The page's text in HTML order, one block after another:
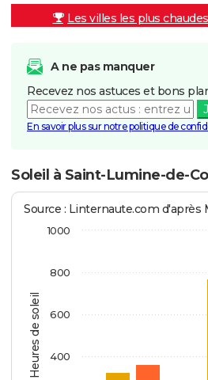
Les villes les plus chaudes
A ne pas manquer
Recevez nos astuces et bons
En savoir plus sur notre politique de
Soleil à Saint-Lumine-de-
Heures de soleil
Source : Linternaute.com d'après
400
600
800
1000